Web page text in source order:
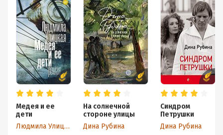
Медея и ее
дети
Людмила Улицкая
На солнечной
стороне улицы
Дина Рубина
Синдром
Петрушки
Дина Рубина